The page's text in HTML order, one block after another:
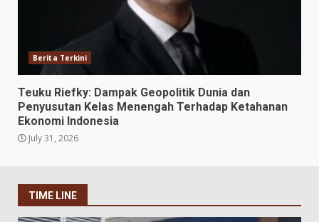
Berita Terkini
Teuku Riefky: Dampak Geopolitik Dunia dan
Penyusutan Kelas Menengah Terhadap Ketahanan
Ekonomi Indonesia
July 31, 2026
TIME LINE